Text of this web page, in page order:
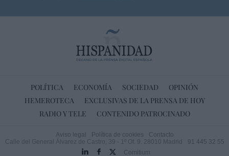
POLÍTICA ECONOMÍA SOCIEDAD
OPINIÓN
HEMEROTECA
EXCLUSIVAS DE LA PRENSA DE HOY
RADIO Y TELE
CONTENIDO PATROCINADO
Aviso legal Política de cookies
Contacto
Calle del General Álvarez de Castro, 39 - 1º Of. 9. 28010 Madrid
91 445 32 55
Comitium